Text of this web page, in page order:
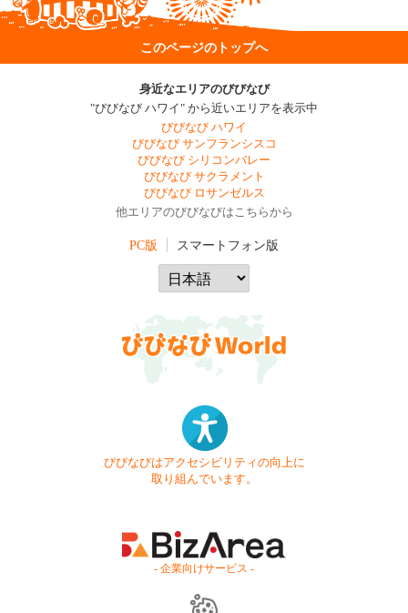
このページのトップへ
身近なエリアのびびなび
"びびなび ハワイ" から近いエリアを表示中
びびなび ハワイ
びびなび サンフランシスコ
びびなび シリコンバレー
びびなび サクラメント
びびなび ロサンゼルス
他エリアのびびなびはこちらから
PC版 スマートフォン版
びびなびはアクセシビリティの向上に
取り組んでいます。
- 企業向けサービス -